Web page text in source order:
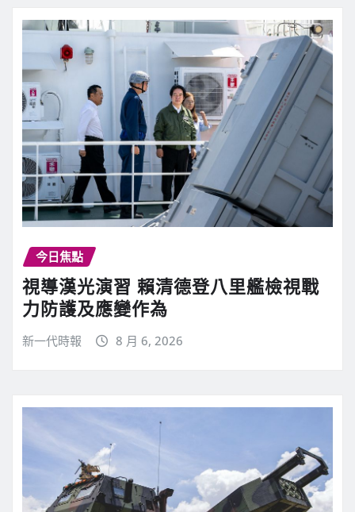
今日焦點
視導漢光演習 賴清德登八里艦檢視戰
力防護及應變作為
新一代時報 8 月 6, 2026